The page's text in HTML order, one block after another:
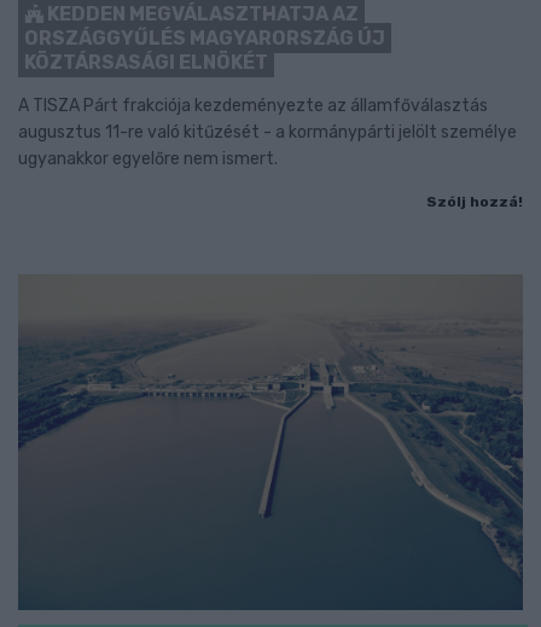
KEDDEN MEGVÁLASZTHATJA AZ
ORSZÁGGYŰLÉS MAGYARORSZÁG ÚJ
KÖZTÁRSASÁGI ELNÖKÉT
A TISZA Párt frakciója kezdeményezte az államfőválasztás
augusztus 11-re való kitűzését - a kormánypárti jelölt személye
ugyanakkor egyelőre nem ismert.
Szólj hozzá!